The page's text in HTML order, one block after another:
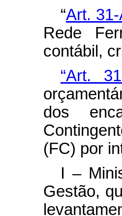
“Art.
Rede
contábil,
“Art.
dos
(FC) por
I –
Gestão,